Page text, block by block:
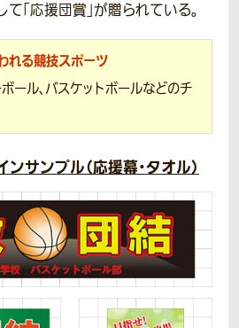
「応援団賞」が贈られている。
れる競技スポーツ
ボール、バスケットボールなどのチ
サンプル（応援幕・タオル）